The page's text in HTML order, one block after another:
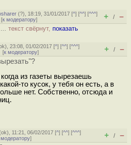
(?), 18:19, 31/01/2017 [^] [^^] [^^^]
к модератору] + / –
текст свёрнут, показать
), 23:08, 01/02/2017 [^] [^^] [^^^]
к модератору] + / –
из газеты вырезаешь
то кусок, у тебя он есть, а в
нет. Собственно, отсюда и
ok), 11:21, 06/02/2017 [^] [^^] [^^^]
модератору] + / –